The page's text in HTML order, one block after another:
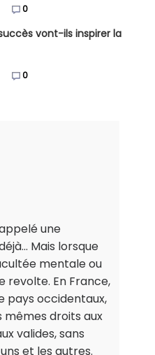
0
vont-ils inspirer la
0
une
Mais lorsque
mentale ou
revolte. En France,
pays occidentaux,
mêmes droits aux
valides, sans
et les autres.